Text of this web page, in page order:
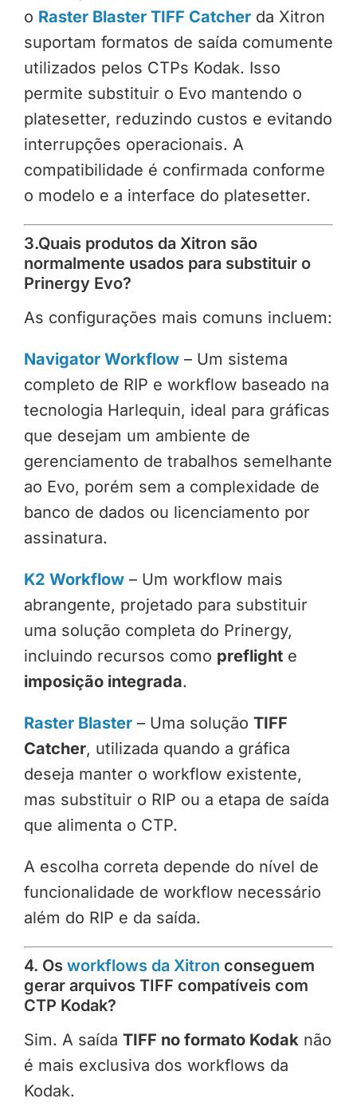
o Raster Blaster TIFF Catcherda Xitron
suportam formatos de saída comumente
utilizados pelos CTPs Kodak. Isso
permite substituir o Evo mantendo o
platesetter, reduzindo custos e evitando
interrupções operacionais. A
compatibilidade é confirmada conforme
o modelo e a interface do platesetter.
3.Quais produtos da Xitron são
normalmente usados para substituir o
Prinergy Evo?
As configurações mais comuns incluem:
Navigator Workflow– Um sistema
completo de RIP e workflow baseado na
tecnologia Harlequin, ideal para gráficas
que desejam um ambiente de
gerenciamento de trabalhos semelhante
ao Evo, porém sem a complexidade de
banco de dados ou licenciamento por
assinatura.
K2 Workflow– Um workflow mais
abrangente, projetado para substituir
uma solução completa do Prinergy,
incluindo recursos como preflighte
imposição integrada.
Raster Blaster– Uma solução TIFF
Catcher, utilizada quando a gráfica
deseja manter o workflow existente,
mas substituir o RIP ou a etapa de saída
que alimenta o CTP.
A escolha correta depende do nível de
funcionalidade de workflow necessário
além do RIP e da saída.
4. Os workflows da Xitron conseguem
gerar arquivos TIFF compatíveis com
CTP Kodak?
Sim. A saída TIFF no formato Kodaknão
é mais exclusiva dos workflows da
Kodak.